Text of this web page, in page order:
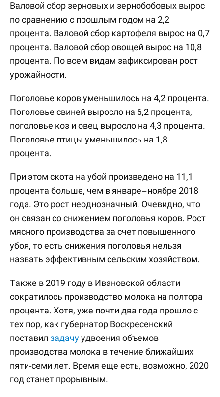
Валовой сбор зерновых и зернобобовых вырос
по сравнению с прошлым годом на 2,2
процента. Валовой сбор картофеля вырос на 0,7
процента. Валовой сбор овощей вырос на 10,8
процента. По всем видам зафиксирован рост
урожайности.
Поголовье коров уменьшилось на 4,2 процента.
Поголовье свиней выросло на 6,2 процента,
поголовье коз и овец выросло на 4,3 процента.
Поголовье птицы уменьшилось на 1,8
процента.
При этом скота на убой произведено на 11,1
процента больше, чем в январе–ноябре 2018
года. Это рост неоднозначный. Очевидно, что
он связан со снижением поголовья коров. Рост
мясного производства за счет повышенного
убоя, то есть снижения поголовья нельзя
назвать эффективным сельским хозяйством.
Также в 2019 году в Ивановской области
сократилось производство молока на полтора
процента. Хотя, уже почти два года прошло с
тех пор, как губернатор Воскресенский
поставил задачуудвоения объемов
производства молока в течение ближайших
пяти-семи лет. Время еще есть, возможно, 2020
год станет прорывным.